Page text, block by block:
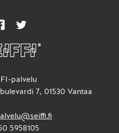
palvelu
7, 01530 Vantaa
5958105